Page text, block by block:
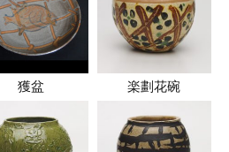
獲盆 楽劃花碗